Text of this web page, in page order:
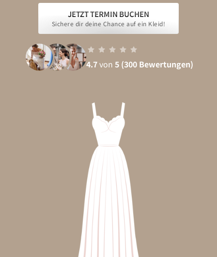
JETZT TERMIN BUCHEN
Sichere dir deine Chance auf ein Kleid!
4.7 von 5 (300 Bewertungen)